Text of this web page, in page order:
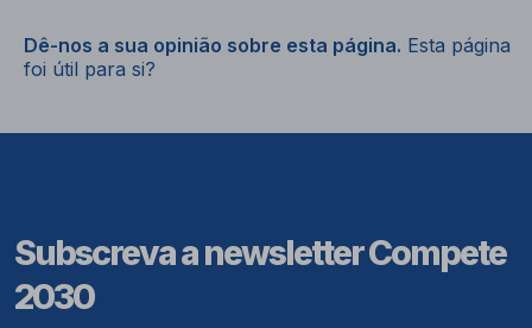
Dê-nos a sua opinião sobre esta página. Esta página
foi útil para si?
Subscreva a newsletter Compete
2030